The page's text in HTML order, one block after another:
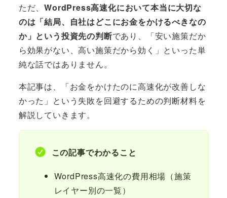
ただ、WordPress高速化において本当に大切な
のは「結局、自社はどこにお金をかけるべきなの
か」という投資先の判断であり、「安い施策だか
ら効果がない、高い施策だから効く」といった単
純な話ではありません。
本記事は、「お金をかけたのに高速化が改善しな
かった」という失敗を回避するための判断材料を
解説していきます。
この記事でわかること
WordPress高速化の費用相場（施策
レイヤー別の一覧）